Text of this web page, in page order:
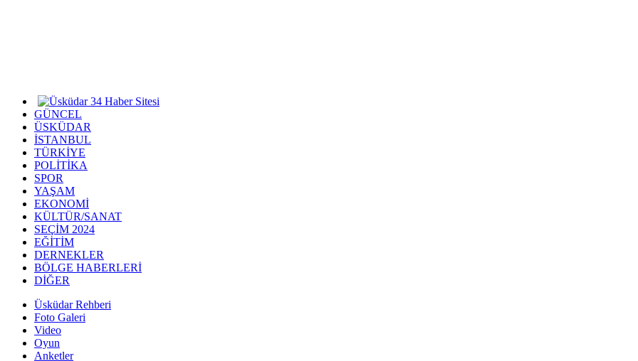
GÜNCEL
ÜSKÜDAR
İSTANBUL
TÜRKİYE
POLİTİKA
SPOR
YAŞAM
EKONOMİ
KÜLTÜR/SANAT
SEÇİM 2024
EĞİTİM
DERNEKLER
BÖLGE HABERLERİ
DİĞER
Üsküdar Rehberi
Foto Galeri
Video
Oyun
Anketler